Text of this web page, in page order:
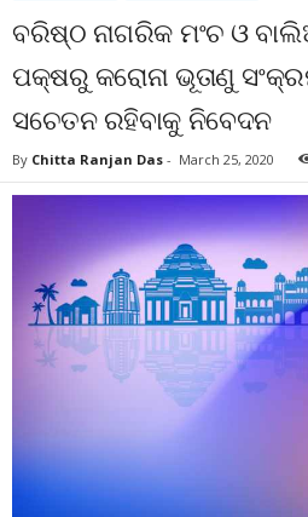
ବରିଷ୍ଠ ନାଗରିକ ମଂଚ ଓ
ପକ୍ଷରୁ କରୋନା ଭୂତାଣୁ
ସଚେତନ ରହିବାକୁ ନିବେଦନ
By Chitta Ranjan Das - March 25, 2020